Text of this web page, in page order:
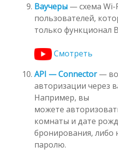
Ваучеры — схема Wi-
пользователей,
только функционал
Смотреть
API — Connector—
авторизации через
Например, вы
можете
комнаты и дате
бронирования, либо
паролю.